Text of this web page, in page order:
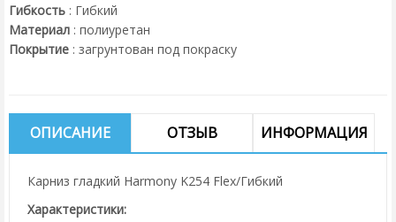
Гибкость : Гибкий
Материал : полиуретан
Покрытие : загрунтован под покраску
ОПИСАНИЕ ОТЗЫВ ИНФОРМАЦИЯ
Карниз гладкий Harmony K254 Flex/Гибкий
Характеристики: